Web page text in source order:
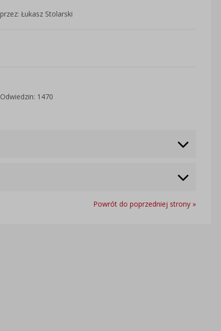
przez: Łukasz Stolarski
Odwiedzin: 1470
Powrót do poprzedniej strony »